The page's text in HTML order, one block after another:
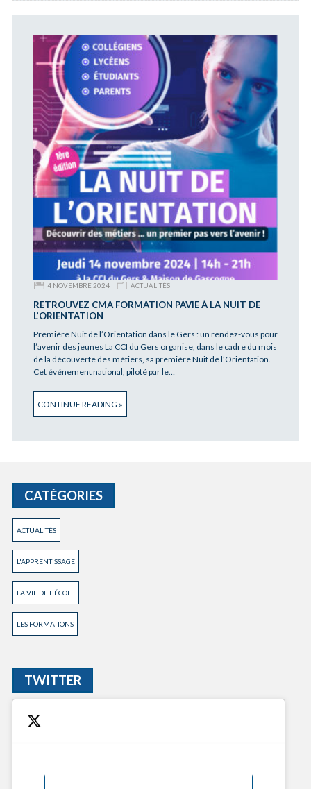
4 NOVEMBRE 2024 ACTUALITÉS
RETROUVEZ CMA FORMATION PAVIE À LA NUIT DE
L’ORIENTATION
Première Nuit de l’Orientation dans le Gers : un rendez-vous pour
l’avenir des jeunes La CCI du Gers organise, dans le cadre du mois
de la découverte des métiers, sa première Nuit de l’Orientation.
Cet événement national, piloté par le…
CONTINUE READING »
CATÉGORIES
ACTUALITÉS
L'APPRENTISSAGE
LA VIE DE L'ÉCOLE
LES FORMATIONS
TWITTER